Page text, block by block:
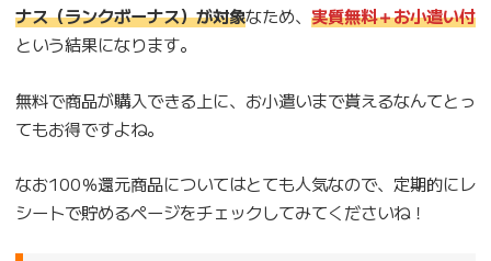
ナス（ランクボーナス）が対象なため、 実質無料＋お小遣い付
という結果になります。
無料で商品が購入できる上に、お小遣いまで貰えるなんてとっ
てもお得ですよね。
なお100％還元商品についてはとても人気なので、定期的にレ
シートで貯めるページをチェックしてみてくださいね！